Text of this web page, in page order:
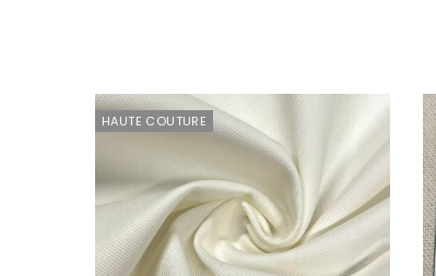
HAUTE COUTURE